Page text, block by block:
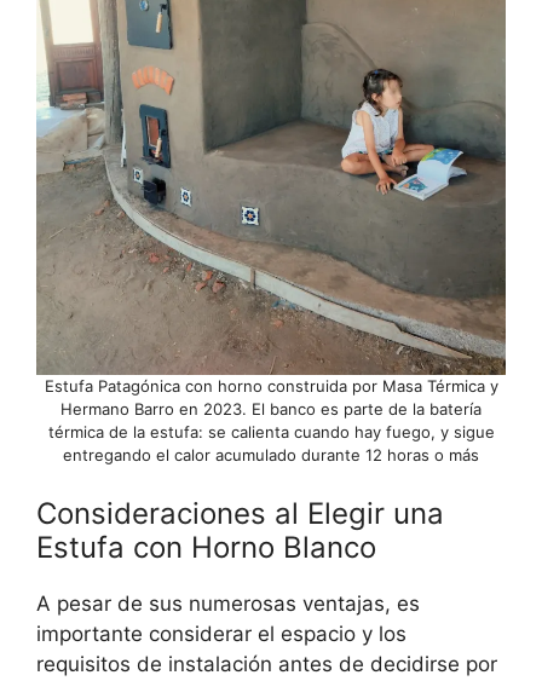
Estufa Patagónica con horno construida por Masa Térmica y
Hermano Barro en 2023. El banco es parte de la batería
térmica de la estufa: se calienta cuando hay fuego, y sigue
entregando el calor acumulado durante 12 horas o más
Consideraciones al Elegir una
Estufa con Horno Blanco
A pesar de sus numerosas ventajas, es
importante considerar el espacio y los
requisitos de instalación antes de decidirse por